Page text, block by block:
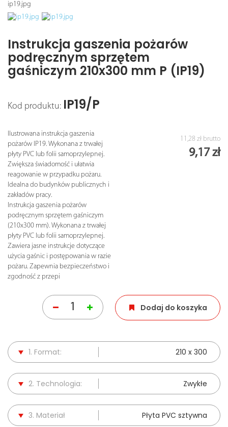
ip19.jpg
Instrukcja gaszenia pożarów
podręcznym sprzętem
gaśniczym 210x300 mm P (IP19)
Kod produktu: IP19/P
Ilustrowana instrukcja gaszenia
pożarów IP19. Wykonana z trwałej
płyty PVC lub folii samoprzylepnej.
Zwiększa świadomość i ułatwia
reagowanie w przypadku pożaru.
Idealna do budynków publicznych i
zakładów pracy.
Instrukcja gaszenia pożarów
podręcznym sprzętem gaśniczym
(210x300 mm). Wykonana z trwałej
płyty PVC lub folii samoprzylepnej.
Zawiera jasne instrukcje dotyczące
użycia gaśnic i postępowania w razie
pożaru. Zapewnia bezpieczeństwo i
zgodność z przepi
11,28 zł brutto
9,17 zł
Dodaj do koszyka
1. Format: 210 x 300
2. Technologia: Zwykłe
3. Materiał Płyta PVC sztywna